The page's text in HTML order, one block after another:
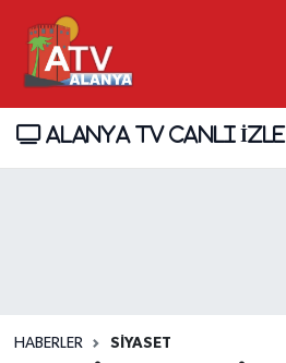
ALANYA TV CANLI İZLE
HABERLER SİYASET